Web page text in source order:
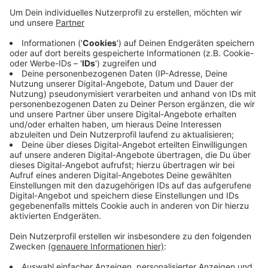
Ahauser Spende für Musikprojekte genutzt
Anzeige
Die kamen beim Ahauser Drumstrong-Event im Mai
zusammen. Jetzt wurde der Spendenscheck
übergeben. Das Geld wird für Musikprojekte
krebskranker Kinder eingesetzt und verbleibt so im
musikalischen Kontext, hieß es von der
Kinderkrebshilfe.
Anzeige